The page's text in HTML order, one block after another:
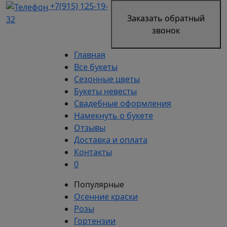
+7(915) 125-19-
32
Заказать обратный
звонок
Главная
Все букеты
Сезонные цветы
Букеты невесты
Свадебные оформления
Намекнуть о букете
Отзывы
Доставка и оплата
Контакты
0
Популярные
Осенние краски
Розы
Гортензии